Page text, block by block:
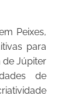
Peixes,
para
de Júpiter
de